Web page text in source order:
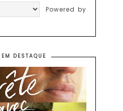
Powered by
DESTAQUE